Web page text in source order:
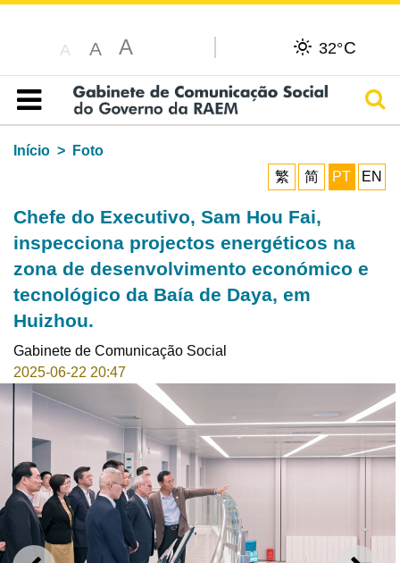
A A A 32°C
Índice
Início
Foto
繁
简 PT EN
Chefe do Executivo, Sam Hou Fai,
inspecciona projectos energéticos na
zona de desenvolvimento económico e
tecnológico da Baía de Daya, em
Huizhou.
Gabinete de Comunicação Social
2025-06-22 20:47